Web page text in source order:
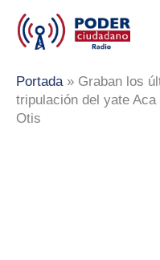
contenido
Portada» Graban los
tripulación del yate
Otis